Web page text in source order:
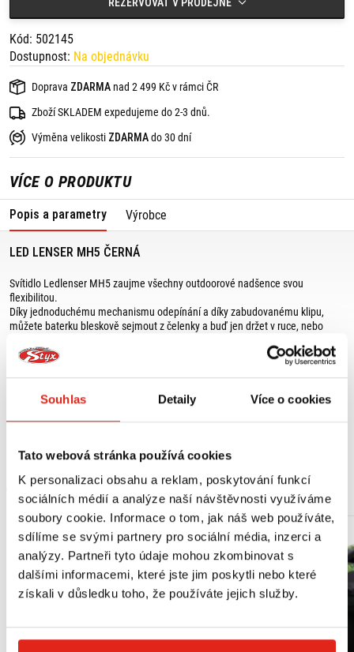
Souhlas Detaily Více o cookies
Tato webová stránka používá cookies
K personalizaci obsahu a reklam, poskytování funkcí
sociálních médií a analýze naší návštěvnosti využíváme
soubory cookie. Informace o tom, jak náš web používáte,
sdílíme se svými partnery pro sociální média, inzerci a
analýzy. Partneři tyto údaje mohou zkombinovat s
dalšími informacemi, které jste jim poskytli nebo které
získali v důsledku toho, že používáte jejich služby.
Kód: 502145
Dostupnost: Na objednávku
Doprava ZDARMA nad 2 499 Kč v rámci ČR
Zboží SKLADEM expedujeme do 2-3 dnů.
Výměna velikosti ZDARMAdo 30 dní
VÍCE O PRODUKTU
Popis a parametry Výrobce
LED LENSER MH5 ČERNÁ
Svítidlo Ledlenser MH5 zaujme všechny outdoorové nadšence svou
flexibilitou.
Díky jednoduchému mechanismu odepínání a díky zabudovanému klipu,
můžete baterku bleskově sejmout z čelenky a buď jen držet v ruce, nebo
Svítidlo o světelném výkonu 20-200 lm dosvítí až na vzdálenost 200 m.
Focus i odolnost podle indexu IP54.
Součástí balení je i baterie (1 x AA, alkalická).
MOHLO BY SE VÁM LÍBIT